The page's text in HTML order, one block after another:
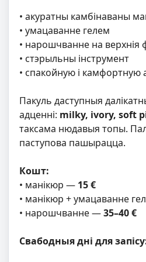
• акуратны камбінаваны
• умацаванне гелем
• нарошчванне на
• стэрыльны інструмент
• спакойную і камфортную
Пакуль даступныя
адценні: milky, ivory, soft
таксама нюдавыя топы.
паступова пашырацца.
Кошт:
• манікюр — 15 €
• манікюр + умацаванне
• нарошчванне —35–40 €
Свабодныя дні для